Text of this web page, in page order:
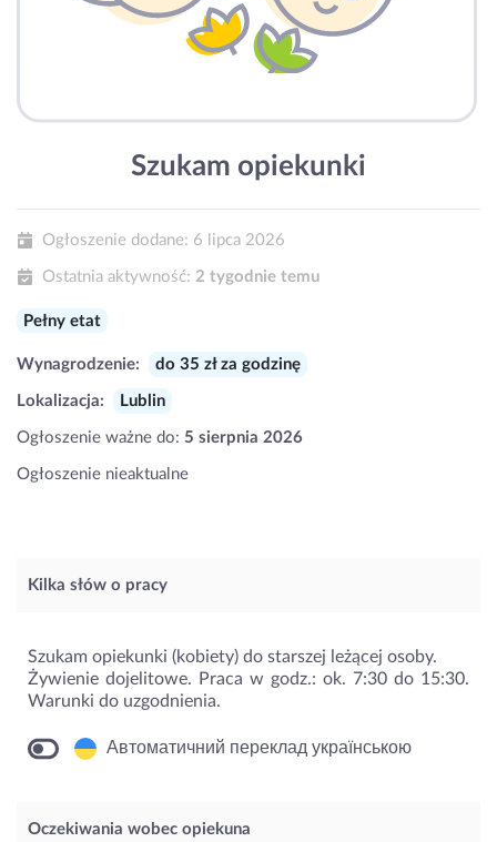
Szukam opiekunki
Ogłoszenie dodane: 6 lipca 2026
Ostatnia aktywność: 2 tygodnie temu
Pełny etat
Wynagrodzenie: do 35 zł za godzinę
Lokalizacja: Lublin
Ogłoszenie ważne do: 5 sierpnia 2026
Ogłoszenie nieaktualne
Kilka słów o pracy
Szukam opiekunki (kobiety) do starszej leżącej osoby.
Żywienie dojelitowe. Praca w godz.: ok. 7:30 do 15:30.
Warunki do uzgodnienia.
Автоматичний переклад українською
Oczekiwania wobec opiekuna